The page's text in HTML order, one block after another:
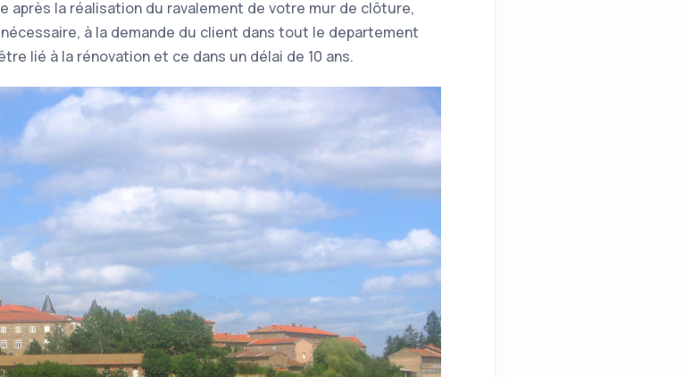
après la réalisation du ravalement de votre mur de clôture,
à la demande du client dans tout le departement
lié à la rénovation et ce dans un délai de 10 ans.